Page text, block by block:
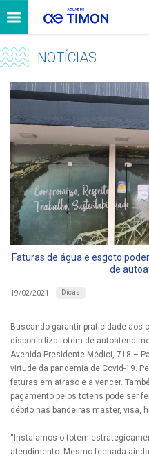
NOTÍCIAS
Faturas de água e esgoto
de
19/02/2021 Dicas
Buscando garantir praticidade aos
disponibiliza totem de
Avenida Presidente Médici, 718 –
virtude da pandemia de Covid-19.
faturas em atraso e a vencer.
pagamento pelos totens pode ser
débito nas bandeiras master, visa,
“Instalamos o totem
atendimento. Mesmo fechada